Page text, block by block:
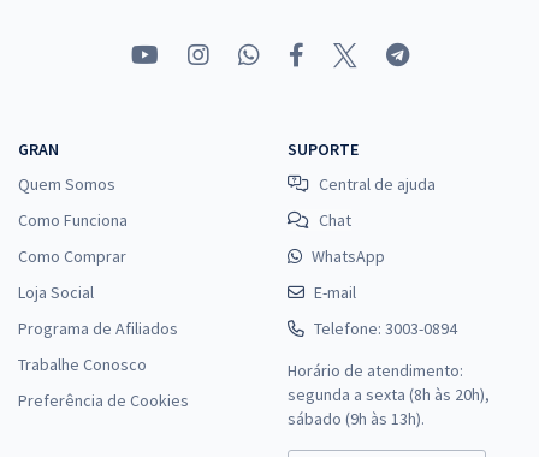
GRAN
Quem Somos
Como Funciona
Como Comprar
Loja Social
Programa de Afiliados
Trabalhe Conosco
Preferência de Cookies
SUPORTE
Central de ajuda
Chat
WhatsApp
E-mail
Telefone: 3003-0894
Horário de atendimento:
segunda a sexta (8h às 20h),
sábado (9h às 13h).